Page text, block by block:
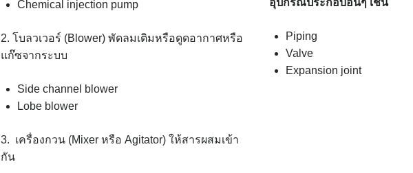
Chemical injection pump
2. โบลวเวอร์ (Blower) พัดลมเติมหรือดูดอากาศหรือ
แก๊ซจากระบบ
Side channel blower
Lobe blower
3. เครื่องกวน (Mixer หรือ Agitator) ให้สารผสมเข้า
กัน
Piping
Valve
Expansion joint